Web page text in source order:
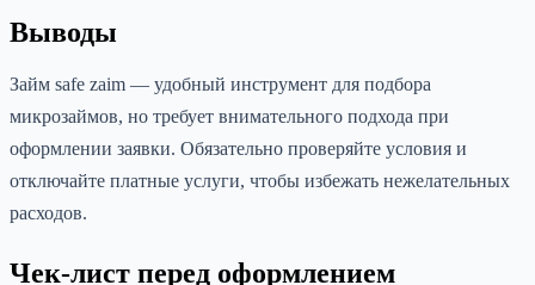
Выводы
Займ safe zaim — удобный инструмент для подбора
микрозаймов, но требует внимательного подхода при
оформлении заявки. Обязательно проверяйте условия и
отключайте платные услуги, чтобы избежать нежелательных
расходов.
Чек-лист перед оформлением